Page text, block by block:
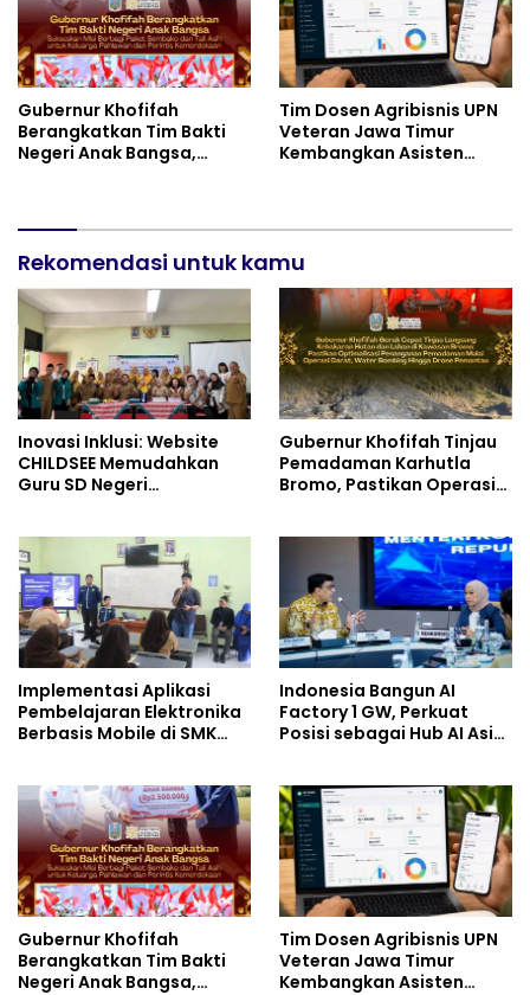
Gubernur Khofifah
Berangkatkan Tim Bakti
Negeri Anak Bangsa,
Tim Dosen Agribisnis UPN
Veteran Jawa Timur
Kembangkan Asisten
Rekomendasi untuk kamu
Inovasi Inklusi: Website
CHILDSEE Memudahkan
Guru SD Negeri
Berkebutuhan Khusus
Gubernur Khofifah Tinjau
Pemadaman Karhutla
Bromo, Pastikan Operasi
Implementasi Aplikasi
Pembelajaran Elektronika
Berbasis Mobile di SMK
dan Inovasi Pembelajaran
Indonesia Bangun AI
Factory 1 GW, Perkuat
Posisi sebagai Hub AI Asia
Gubernur Khofifah
Berangkatkan Tim Bakti
Negeri Anak Bangsa,
Tim Dosen Agribisnis UPN
Veteran Jawa Timur
Kembangkan Asisten